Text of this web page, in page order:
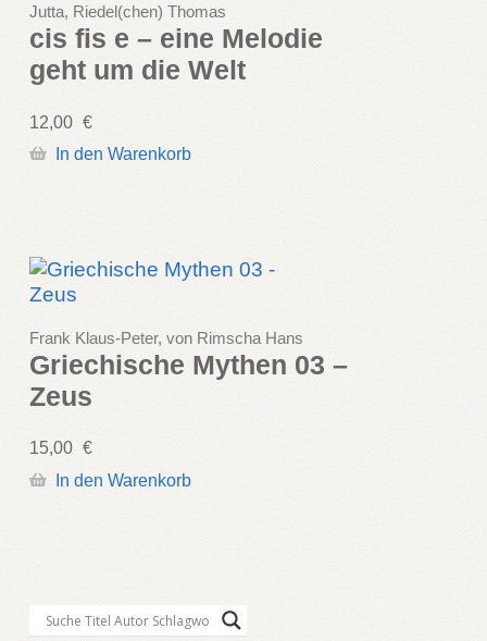
Jutta, Riedel(chen) Thomas
cis fis e – eine Melodie
geht um die Welt
12,00 €
In den Warenkorb
Frank Klaus-Peter, von Rimscha Hans
Griechische Mythen 03 –
Zeus
15,00 €
In den Warenkorb